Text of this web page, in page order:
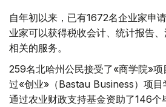
自年初以来，已有1672名企业家申
业家可以获得税收会计、统计报告
相关的服务。
259名北哈州公民接受了«商学院»
过«创业»（Bastau Business）项目
通过农业财政支持基金资助了146个